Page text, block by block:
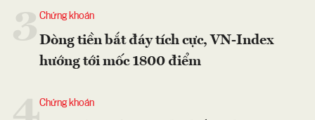
Chứng khoán
Dòng tiền bắt đáy tích cực, VN-Index
hướng tới mốc 1800 điểm
Chứng khoán